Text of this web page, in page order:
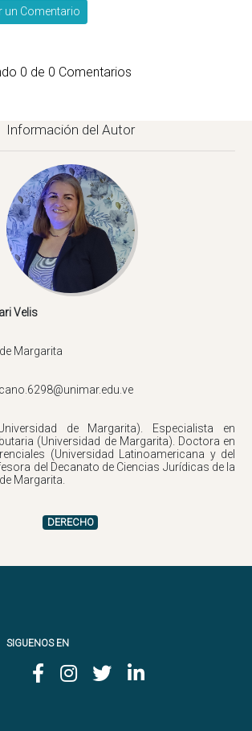
un Comentario
0 de 0 Comentarios
Información del Autor
de Margarita). Especialista en
(Universidad de Margarita). Doctora en
(Universidad Latinoamericana y del
del Decanato de Ciencias Jurídicas de la
DERECHO
SIGUENOS EN